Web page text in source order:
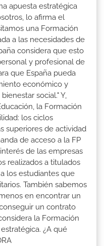
apuesta estratégica
lo afirma el
una Formación
a las necesidades de
considera que esto
y profesional de
que España pueda
económico y
social." Y,
la Formación
los ciclos
superiores de actividad
de acceso a la FP
de las empresas
realizados a titulados
los estudiantes que
También sabemos
en encontrar un
un contrato
la Formación
¿A qué